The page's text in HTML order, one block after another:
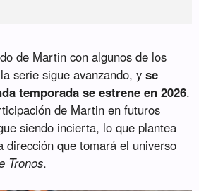
de Martin con algunos de los
serie sigue avanzando, yse
temporada se estrene en 2026.
de Martin en futuros
siendo incierta, lo que plantea
dirección que tomará el universo
Tronos.